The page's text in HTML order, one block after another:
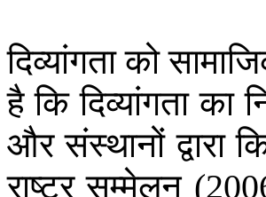
दिव्यांगता को
है कि दिव्यांगता का
और संस्थानों द्वारा
राष्ट्र सम्मेलन